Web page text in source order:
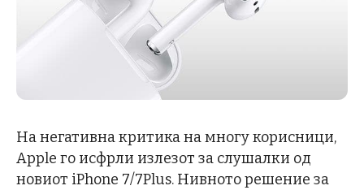
На негативна критика на многу корисници,
Apple го исфрли излезот за слушалки од
новиот iPhone 7/7Plus. Нивното решение за